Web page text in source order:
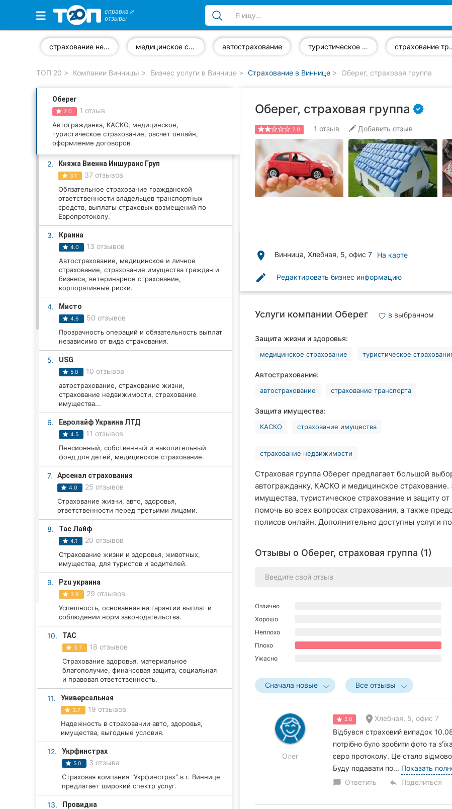
Избранные компании
Стоматологии
Ветеринарные клиники
Частные клиники
Автошколы
Все рубрики
Все города:
Хмельницкий
Кропивницкий
Запорожье
Львов
Чернигов
Сумы
Ивано-Франковск
Ужгород
справка и
отзывы
страхование недвижимости медицинское страхование автострахование туристическое страхование
ТОП 20 Компании Винницы Бизнес услуги в Виннице Страхование в Виннице Оберег, страховая группа
Оберег
2.0 1 отзыв
Автогражданка, КАСКО, медицинское,
туристическое страхование, расчет онлайн,
оформление договоров.
2. Княжа Виенна Иншуранс Груп
3.1 37 отзывов
Обязательное страхование гражданской
ответственности владельцев транспортных
средств, выплаты страховых возмещений по
Европротоколу.
3. Краина
4.0 13 отзывов
Автострахование, медицинское и личное
страхование, страхование имущества граждан и
бизнеса, ветеринарное страхование,
корпоративные риски.
4. Мисто
4.6 50 отзывов
Прозрачность операций и обязательность выплат
независимо от вида страхования.
5. USG
5.0 10 отзывов
автострахование, страхование жизни,
страхование недвижимости, страхование
имущества...
6. Евролайф Украина ЛТД
4.5 11 отзывов
Пенсионный, собственный и накопительный
фонд для детей, медицинское страхование.
7. Арсенал страхования
4.0 25 отзывов
Страхование жизни, авто, здоровья,
ответственности перед третьими лицами.
8. Тас Лайф
4.1 20 отзывов
Страхование жизни и здоровья, животных,
имущества, для туристов и водителей.
9. Pzu украина
3.9 29 отзывов
Успешность, основанная на гарантии выплат и
соблюдении норм законодательства.
10. ТАС
3.7 18 отзывов
Страхование здоровья, материальное
благополучие, финансовая защита, социальная
и правовая ответственность.
11. Универсальная
3.7 19 отзывов
Надежность в страховании авто, здоровья,
имущества, выгодные условия.
12. Укрфинстрах
5.0 3 отзыва
Страховая компания "Укрфинстрах" в г. Виннице
предлагает широкий спектр услуг.
13. Провидна
Оберег, страховая группа
2.0 1 отзыв Добавить отзыв
place Винница, Хлебная, 5, офис 7 На карте
edit Редактировать бизнес информацию
Услуги компании Оберег в выбранном
Защита жизни и здоровья:
медицинское страхование туристическое
Автострахование:
автострахование страхование транспорта
Защита имущества:
КАСКО страхование имущества
страхование недвижимости
Страховая группа Оберег предлагает большой
автогражданку, КАСКО и медицинское
имущества, туристическое страхование и защиту
помочь во всех вопросах страхования, а также
полисов онлайн. Дополнительно доступны услуги
Отзывы о Оберег, страховая группа (1)
Отлично
Хорошо
Неплохо
Плохо
Ужасно
Сначала новые Все отзывы
Олег
2.0 Хлебная, 5, офис 7
Відбувся страховий випадок
потрібно було зробити фото та
євро протоколу. Це стало
Буду подавати по... Показать
chat_bubble Ответить reply Поделиться